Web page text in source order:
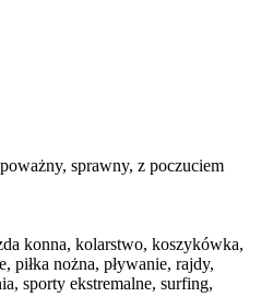
sprawny, z poczuciem
konna, kolarstwo, koszykówka,
piłka nożna, pływanie, rajdy,
sporty ekstremalne, surfing,